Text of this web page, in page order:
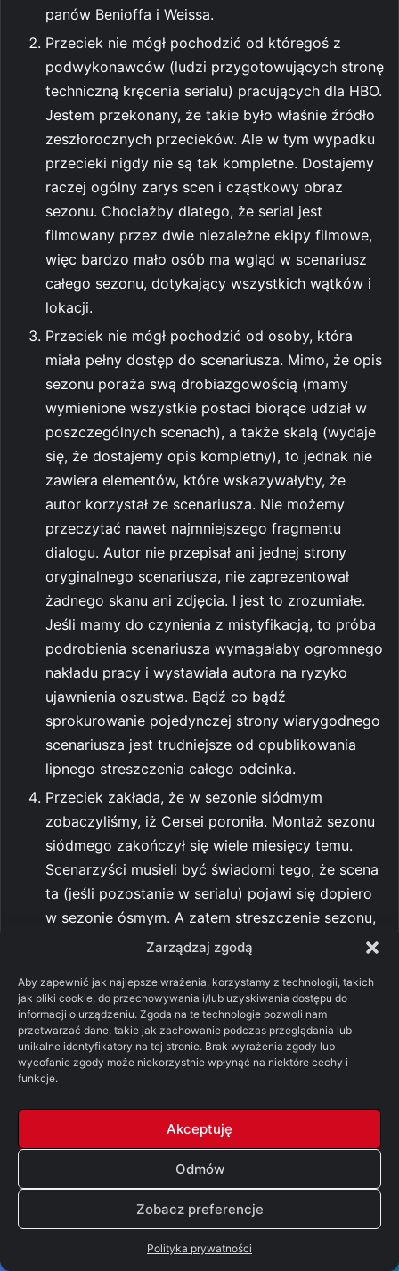
Zarządzaj zgodą
Aby zapewnić jak najlepsze wrażenia, korzystamy z technologii, takich
jak pliki cookie, do przechowywania i/lub uzyskiwania dostępu do
informacji o urządzeniu. Zgoda na te technologie pozwoli nam
przetwarzać dane, takie jak zachowanie podczas przeglądania lub
unikalne identyfikatory na tej stronie. Brak wyrażenia zgody lub
wycofanie zgody może niekorzystnie wpłynąć na niektóre cechy i
funkcje.
Akceptuję
Odmów
Zobacz preferencje
Polityka prywatności
panów Benioffa i Weissa.
Przeciek nie mógł pochodzić od któregoś z
podwykonawców (ludzi przygotowujących stronę
techniczną kręcenia serialu) pracujących dla HBO.
Jestem przekonany, że takie było właśnie źródło
zeszłorocznych przecieków. Ale w tym wypadku
przecieki nigdy nie są tak kompletne. Dostajemy
raczej ogólny zarys scen i cząstkowy obraz
sezonu. Chociażby dlatego, że serial jest
filmowany przez dwie niezależne ekipy filmowe,
więc bardzo mało osób ma wgląd w scenariusz
całego sezonu, dotykający wszystkich wątków i
lokacji.
Przeciek nie mógł pochodzić od osoby, która
miała pełny dostęp do scenariusza. Mimo, że opis
sezonu poraża swą drobiazgowością (mamy
wymienione wszystkie postaci biorące udział w
poszczególnych scenach), a także skalą (wydaje
się, że dostajemy opis kompletny), to jednak nie
zawiera elementów, które wskazywałyby, że
autor korzystał ze scenariusza. Nie możemy
przeczytać nawet najmniejszego fragmentu
dialogu. Autor nie przepisał ani jednej strony
oryginalnego scenariusza, nie zaprezentował
żadnego skanu ani zdjęcia. I jest to zrozumiałe.
Jeśli mamy do czynienia z mistyfikacją, to próba
podrobienia scenariusza wymagałaby ogromnego
nakładu pracy i wystawiała autora na ryzyko
ujawnienia oszustwa. Bądź co bądź
sprokurowanie pojedynczej strony wiarygodnego
scenariusza jest trudniejsze od opublikowania
lipnego streszczenia całego odcinka.
Przeciek zakłada, że w sezonie siódmym
zobaczyliśmy, iż Cersei poroniła. Montaż sezonu
siódmego zakończył się wiele miesięcy temu.
Scenarzyści musieli być świadomi tego, że scena
ta (jeśli pozostanie w serialu) pojawi się dopiero
w sezonie ósmym. A zatem streszczenie sezonu,
które nie uwzględnia tego faktu jest dziwne.
że Theon wypłynął by odbić swą siostrę.
Tymczasem w sezonie ósmym pojawia się on w
Winterfell. Oczywiście nie jest wykluczone, że
mylnie odczytaliśmy intencję Theona, tym
niemniej wydaje się to nieco dziwne.
emocjonalnych słów opisując zdarzenia, które
zna (rzekomo) z didaskaliów scenariusza.
Opowiada nam na przykład o tym jak kto walczy,
i co sobie myśli. Oczywiście bogata wyobraźnia